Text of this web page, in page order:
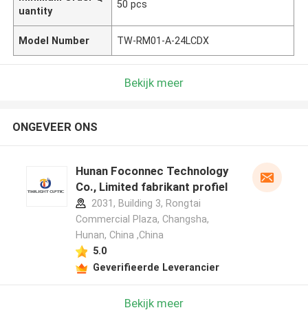
uantity
50 pcs
Model Number TW-RM01-A-24LCDX
Bekijk meer
ONGEVEER ONS
Hunan Foconnec Technology
Co., Limited fabrikant profiel
2031, Building 3, Rongtai
Commercial Plaza, Changsha,
Hunan, China ,China
5.0
Geverifieerde Leverancier
Bekijk meer